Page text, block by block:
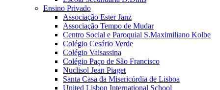
Ensino Privado
Associação Ester Janz
Associação Tempo de Mudar
Centro Social e Paroquial S.Maximiliano Kolbe
Colégio Cesário Verde
Colégio Valsassina
Colégio Paço de São Francisco
Nuclisol Jean Piaget
Santa Casa da Misericórdia de Lisboa
United Lisbon International School